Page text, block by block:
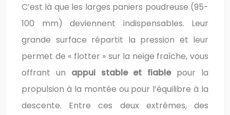
C’est là que les larges paniers poudreuse (95-
100 mm) deviennent indispensables. Leur
grande surface répartit la pression et leur
permet de « flotter » sur la neige fraîche, vous
offrant un appui stable et fiablepour la
propulsion à la montée ou pour l’équilibre à la
descente. Entre ces deux extrêmes, des